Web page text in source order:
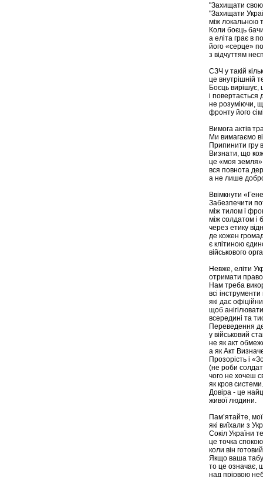
"Захищати свою
"Захищати
між локальною
Коли боєць
а еліта грає в
його «серце»
з відчуттям
СЗЧ у такій
це внутрішній
Боєць вирішує,
і повертається
не розуміючи,
фронту його
Вимога актів
Ми вимагаємо
Припинити гру
Визнати, що
це «моя земля»,
вся повнота
а не лише
Ввімкнути
Забезпечити
між тилом і
між солдатом і
через етику
де кожен
є клітиною
військового
Невже, еліти
отримати
Нам треба
всі
які дає
щоб
всередині та
Переведення
у військовий
не як акт
а як Акт
Прозорість і
(не роби
чого не хочеш
як кров системи.
Довіра - це
живої людини.
Пам’ятайте, мої
які виїхали з
Сокіл України
це точка
коли він
Якщо ваша
то це означає,
над прірвою